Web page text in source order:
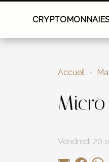
Accueil
Vendredi 20